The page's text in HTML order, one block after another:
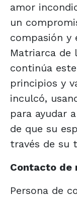
amor
un
compasión y
Matriarca de
continúa
principios y
inculcó,
para ayudar
de que su
través de su
Contacto de
Persona de